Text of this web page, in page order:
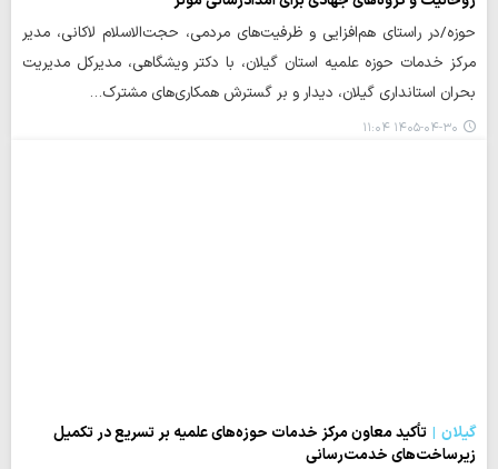
حوزه/در راستای هم‌افزایی و ظرفیت‌های مردمی، حجت‌الاسلام لاکانی، مدیر
مرکز خدمات حوزه‌ علمیه استان گیلان، با دکتر ویشگاهی، مدیرکل مدیریت
بحران استانداری گیلان، دیدار و بر گسترش همکاری‌های مشترک…
۱۴۰۵-۰۴-۳۰ ۱۱:۰۴
گیلان
تأکید معاون مرکز خدمات حوزه‌های علمیه بر تسریع در تکمیل
زیرساخت‌های خدمت‌رسانی